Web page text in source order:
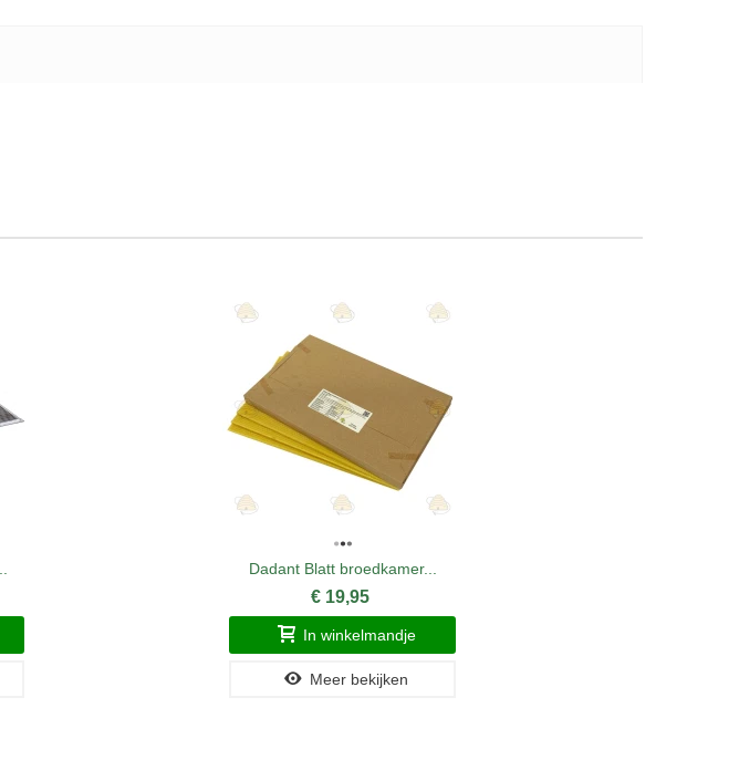
Dadant Blatt broedkamer...
€ 19,95
In winkelmandje
Meer bekijken